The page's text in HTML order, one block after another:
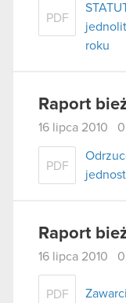
PDF
roku
Raport
16 lipca 2010
PDF
Raport
16 lipca 2010
PDF